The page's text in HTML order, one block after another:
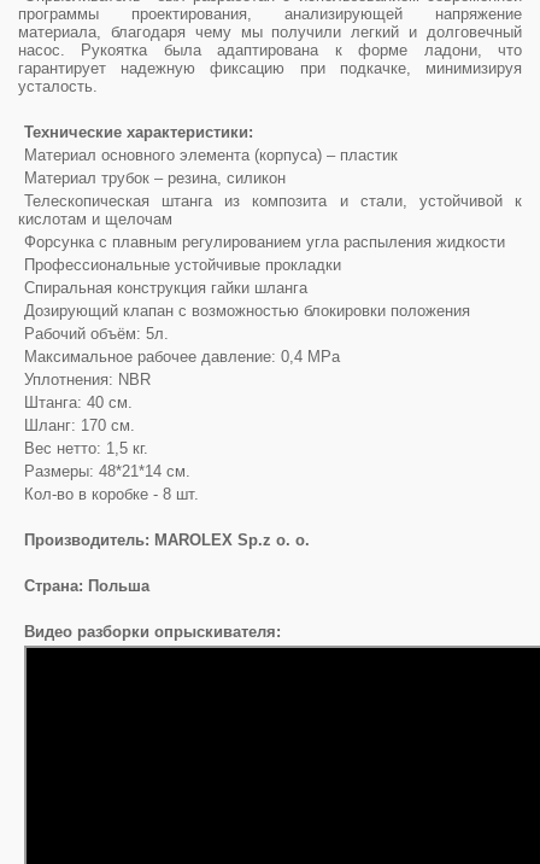
программы проектирования, анализирующей напряжение
материала, благодаря чему мы получили легкий и долговечный
насос. Рукоятка была адаптирована к форме ладони, что
гарантирует надежную фиксацию при подкачке, минимизируя
усталость.
Технические характеристики:
Материал основного элемента (корпуса) – пластик
Материал трубок – резина, силикон
Телескопическая штанга из композита и стали, устойчивой к
кислотам и щелочам
Форсунка с плавным регулированием угла распыления жидкости
Профессиональные устойчивые прокладки
Спиральная конструкция гайки шланга
Дозирующий клапан с возможностью блокировки положения
Рабочий объём: 5л.
Максимальное рабочее давление: 0,4 MPa
Уплотнения: NBR
Штанга: 40 см.
Шланг: 170 см.
Вес нетто: 1,5 кг.
Размеры: 48*21*14 см.
Кол-во в коробке - 8 шт.
Производитель: MAROLEX Sp.z o. o.
Страна: Польша
Видео разборки опрыскивателя: